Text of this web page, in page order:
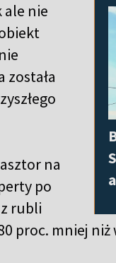
ale nie
została
na
po
rubli
proc. mniej